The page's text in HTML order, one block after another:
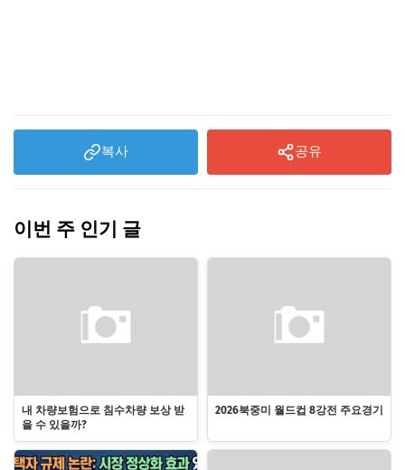
복사 공유
이번 주 인기 글
내 차량보험으로 침수차량 보상 받
을 수 있을까?
2026북중미 월드컵 8강전 주요경기